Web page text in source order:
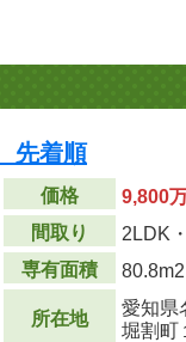
先着順
価格
9,800
間取り
2LDK
専有面積
80.8m2
所在地
愛知県
堀割町